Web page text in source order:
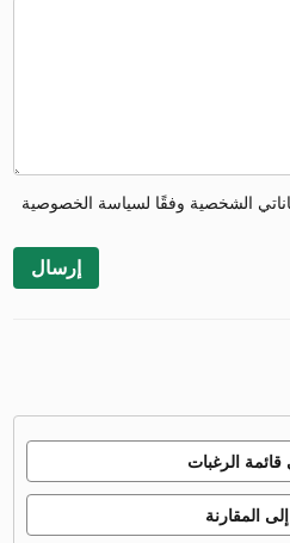
الشخصية وفقًا لسياسة الخصوصية
إرسال
الرغبات
المقارنة